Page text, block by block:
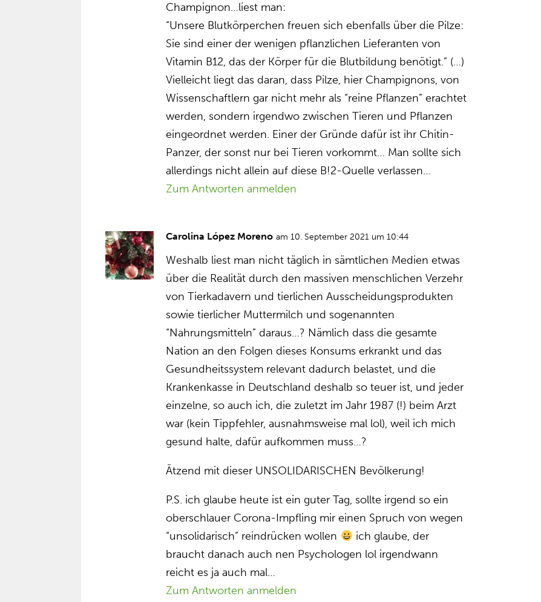
Champignon…liest man:
“Unsere Blutkörperchen freuen sich ebenfalls über die Pilze:
Sie sind einer der wenigen pflanzlichen Lieferanten von
Vitamin B12, das der Körper für die Blutbildung benötigt.” (…)
Vielleicht liegt das daran, dass Pilze, hier Champignons, von
Wissenschaftlern gar nicht mehr als “reine Pflanzen” erachtet
werden, sondern irgendwo zwischen Tieren und Pflanzen
eingeordnet werden. Einer der Gründe dafür ist ihr Chitin-
Panzer, der sonst nur bei Tieren vorkommt… Man sollte sich
allerdings nicht allein auf diese B!2-Quelle verlassen…
Zum Antworten anmelden
Carolina López Moreno am 10. September 2021 um 10:44
Weshalb liest man nicht täglich in sämtlichen Medien etwas
über die Realität durch den massiven menschlichen Verzehr
von Tierkadavern und tierlichen Ausscheidungsprodukten
sowie tierlicher Muttermilch und sogenannten
“Nahrungsmitteln” daraus…? Nämlich dass die gesamte
Nation an den Folgen dieses Konsums erkrankt und das
Gesundheitssystem relevant dadurch belastet, und die
Krankenkasse in Deutschland deshalb so teuer ist, und jeder
einzelne, so auch ich, die zuletzt im Jahr 1987 (!) beim Arzt
war (kein Tippfehler, ausnahmsweise mal lol), weil ich mich
gesund halte, dafür aufkommen muss…?
Ätzend mit dieser UNSOLIDARISCHEN Bevölkerung!
P.S. ich glaube heute ist ein guter Tag, sollte irgend so ein
oberschlauer Corona-Impfling mir einen Spruch von wegen
“unsolidarisch” reindrücken wollen
ich glaube, der
braucht danach auch nen Psychologen lol irgendwann
reicht es ja auch mal…
Zum Antworten anmelden